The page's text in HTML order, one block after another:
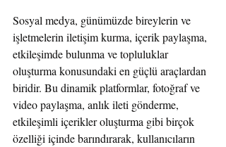
Sosyal medya, günümüzde bireylerin ve
işletmelerin iletişim kurma, içerik paylaşma,
etkileşimde bulunma ve topluluklar
oluşturma konusundaki en güçlü araçlardan
biridir. Bu dinamik platformlar, fotoğraf ve
video paylaşma, anlık ileti gönderme,
etkileşimli içerikler oluşturma gibi birçok
özelliği içinde barındırarak, kullanıcıların